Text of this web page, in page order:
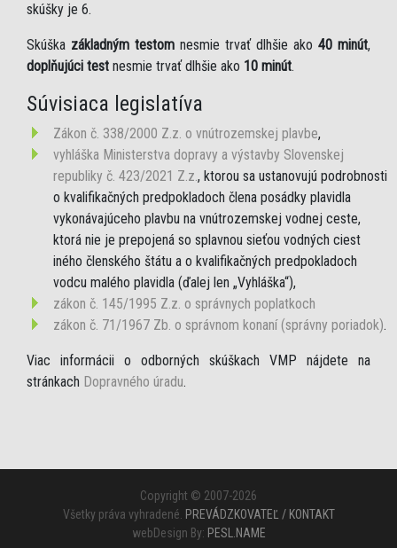
skúšky je 6.
Skúška základným testom nesmie trvať dlhšie ako 40 minút,
doplňujúci test nesmie trvať dlhšie ako 10 minút.
Súvisiaca legislatíva
Zákon č. 338/2000 Z.z. o vnútrozemskej plavbe,
vyhláška Ministerstva dopravy a výstavby Slovenskej
republiky č. 423/2021 Z.z., ktorou sa ustanovujú podrobnosti
o kvalifikačných predpokladoch člena posádky plavidla
vykonávajúceho plavbu na vnútrozemskej vodnej ceste,
ktorá nie je prepojená so splavnou sieťou vodných ciest
iného členského štátu a o kvalifikačných predpokladoch
vodcu malého plavidla (ďalej len „Vyhláška“),
zákon č. 145/1995 Z.z. o správnych poplatkoch
zákon č. 71/1967 Zb. o správnom konaní (správny poriadok).
Viac informácii o odborných skúškach VMP nájdete na
stránkach Dopravného úradu.
Copyright © 2007-2026
Všetky práva vyhradené. PREVÁDZKOVATEĽ / KONTAKT
webDesign By: PESL.NAME